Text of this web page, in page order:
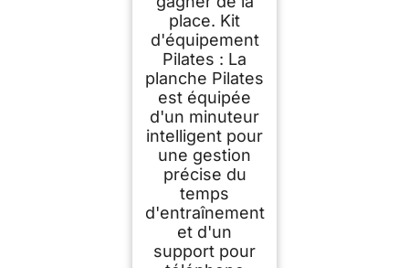
place. Kit
d'équipement
Pilates : La
planche Pilates
est équipée
d'un minuteur
intelligent pour
une gestion
précise du
temps
d'entraînement
et d'un
support pour